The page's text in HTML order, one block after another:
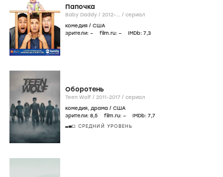
Папочка
Baby Daddy / 2012-... / сериал
комедия / США
зрители: – film.ru: – IMDb: 7,3
Оборотень
Teen Wolf / 2011-2017 / сериал
комедия, драма / США
зрители: 8,5 film.ru: – IMDb: 7,7
СРЕДНИЙ УРОВЕНЬ